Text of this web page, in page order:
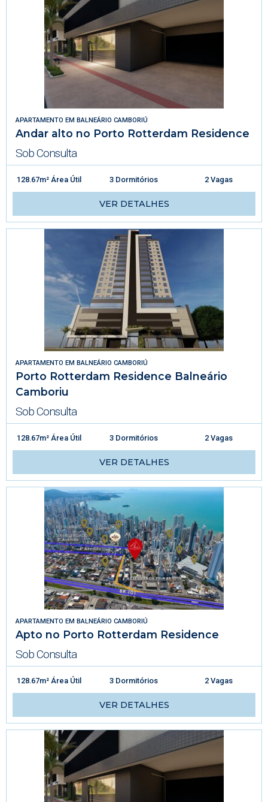
APARTAMENTO EM BALNEÁRIO CAMBORIÚ
Andar alto no Porto Rotterdam Residence
Sob Consulta
128.67m² Área Útil 3 Dormitórios 2 Vagas
VER DETALHES
APARTAMENTO EM BALNEÁRIO CAMBORIÚ
Porto Rotterdam Residence Balneário
Camboriu
Sob Consulta
128.67m² Área Útil 3 Dormitórios 2 Vagas
VER DETALHES
APARTAMENTO EM BALNEÁRIO CAMBORIÚ
Apto no Porto Rotterdam Residence
Sob Consulta
128.67m² Área Útil 3 Dormitórios 2 Vagas
VER DETALHES